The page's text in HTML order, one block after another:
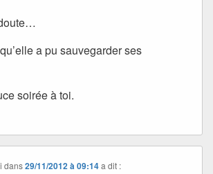
a pu sauvegarder ses
soirée à toi.
dans29/11/2012 à 09:14 a dit :